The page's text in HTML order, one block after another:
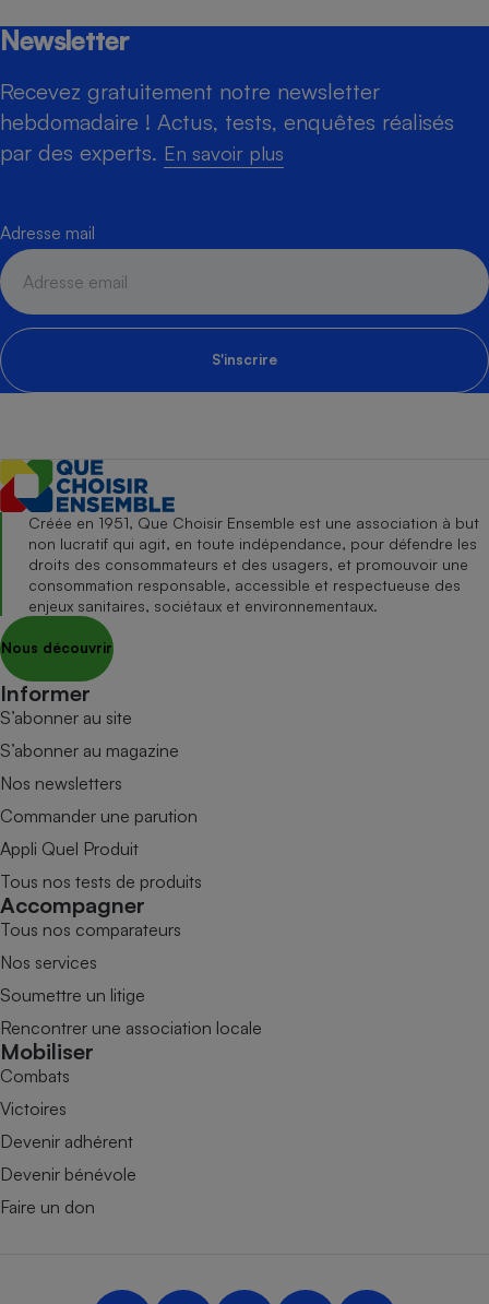
Newsletter
Recevez gratuitement notre newsletter
hebdomadaire ! Actus, tests, enquêtes réalisés
par des experts. En savoir plus
Adresse mail
S'inscrire
Créée en 1951, Que Choisir Ensemble est une association à but
non lucratif qui agit, en toute indépendance, pour défendre les
droits des consommateurs et des usagers, et promouvoir une
consommation responsable, accessible et respectueuse des
enjeux sanitaires, sociétaux et environnementaux.
Nous découvrir
Informer
S’abonner au site
S’abonner au magazine
Nos newsletters
Commander une parution
Appli Quel Produit
Tous nos tests de produits
Accompagner
Tous nos comparateurs
Nos services
Soumettre un litige
Rencontrer une association locale
Mobiliser
Combats
Victoires
Devenir adhérent
Devenir bénévole
Faire un don